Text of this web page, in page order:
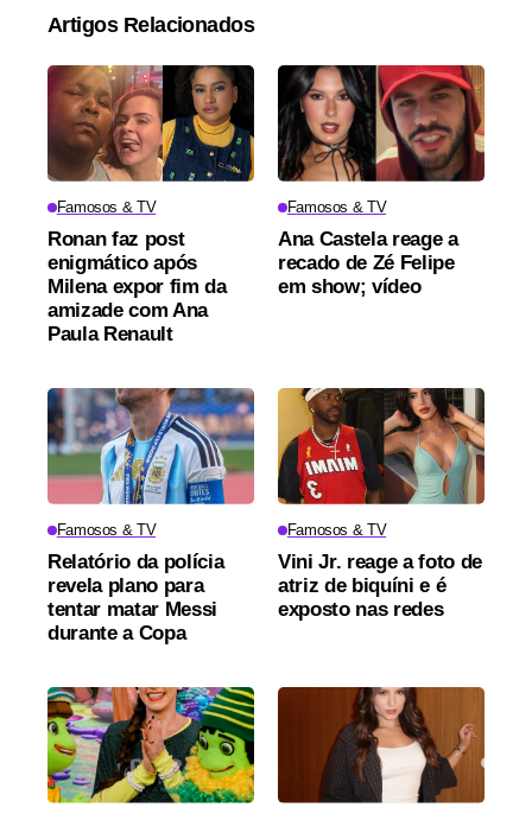
Artigos Relacionados
Famosos & TV
Ronan faz post
enigmático após
Milena expor fim da
amizade com Ana
Paula Renault
Famosos & TV
Ana Castela reage a
recado de Zé Felipe
em show; vídeo
Famosos & TV
Relatório da polícia
revela plano para
tentar matar Messi
durante a Copa
Famosos & TV
Vini Jr. reage a foto de
atriz de biquíni e é
exposto nas redes